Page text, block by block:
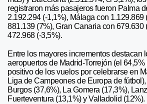
registraron más pasajeros fueron Palma
2.192.294 (-1,1%), Málaga con 1.129.869
881.139 (7%), Gran Canaria con 679.630
472.968 (-3,5%).
Entre los mayores incrementos destacan
aeropuertos de Madrid-Torrejón (el 64,5%
positivo de los vuelos por celebrarse en
Liga de Campeones de Europa de
Burgos (37,6%), La Gomera (17,3%),
Fuerteventura (13,1%) y Valladolid (12%).